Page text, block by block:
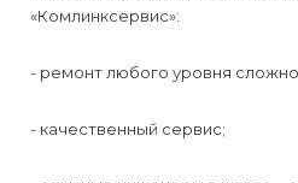
«Комлинксервис»:
- ремонт любого уровня
- качественный сервис;